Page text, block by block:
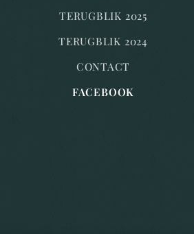
TERUGBLIK 2025
TERUGBLIK 2024
CONTACT
FACEBOOK